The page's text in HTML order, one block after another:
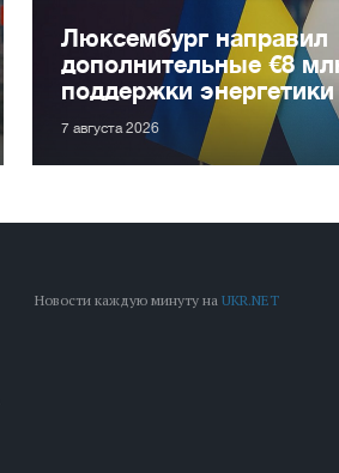
Люксембург направил
дополнительные €8
поддержки
7 августа 2026
Новости каждую минуту наUKR.NET